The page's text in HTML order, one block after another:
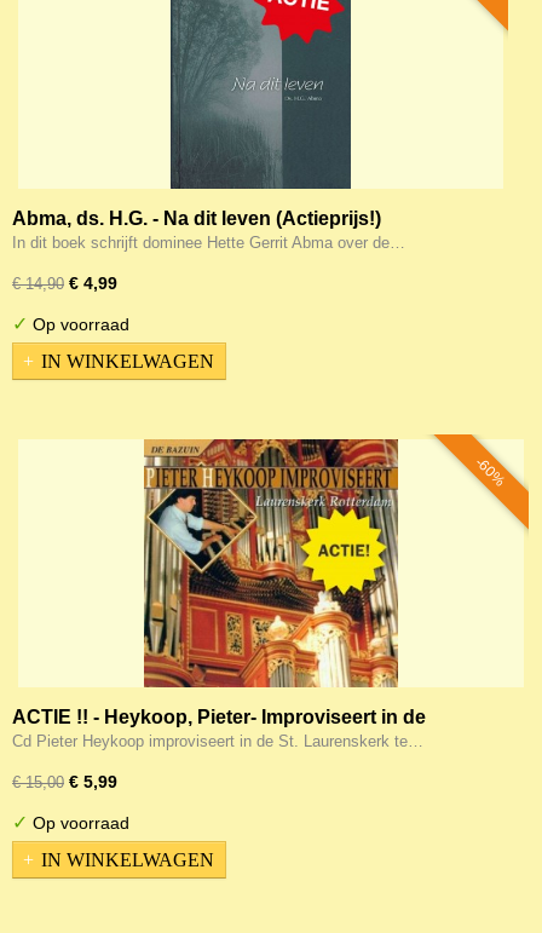
Abma, ds. H.G. - Na dit leven (Actieprijs!)
In dit boek schrijft dominee Hette Gerrit Abma over de…
€ 14,90 € 4,99
✓ Op voorraad
IN WINKELWAGEN
-60%
ACTIE !! - Heykoop, Pieter- Improviseert in de
Laurenskerk van Rotterdam
Cd Pieter Heykoop improviseert in de St. Laurenskerk te…
€ 15,00 € 5,99
✓ Op voorraad
IN WINKELWAGEN